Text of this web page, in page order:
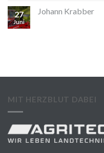
27
Juni
Johann Krabber
MIT HERZBLUT DABEI